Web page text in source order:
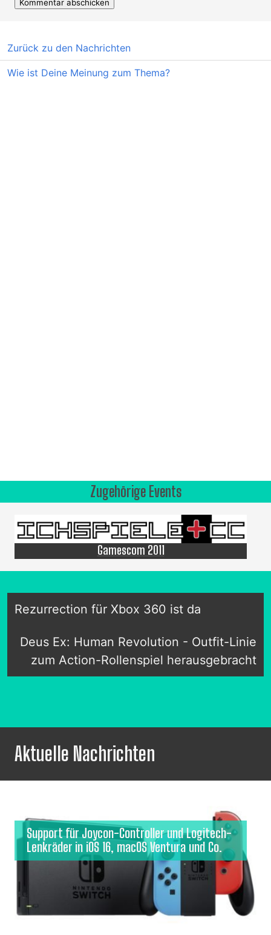
Zurück zu den Nachrichten
Wie ist Deine Meinung zum Thema?
Zugehörige Events
Gamescom 2011
Rezurrection für Xbox 360 ist da
Deus Ex: Human Revolution - Outfit-Linie
zum Action-Rollenspiel herausgebracht
Aktuelle Nachrichten
Support für Joycon-Controller und Logitech-
Lenkräder in iOS 16, macOS Ventura und Co.